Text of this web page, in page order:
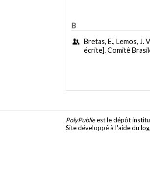
B
Bretas, E., Lemos, J.
écrite]. Comitê
PolyPublieest le dépôt
Site développé à l'aide du